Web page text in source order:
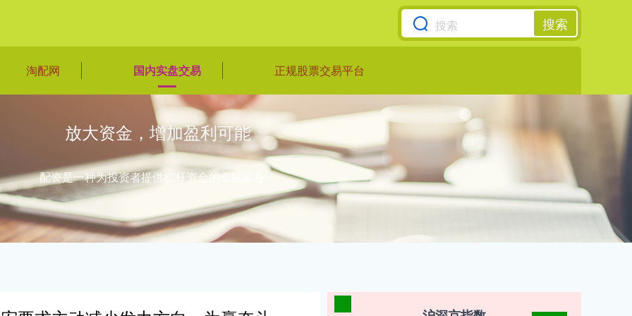
搜索
淘配网 国内实盘交易 正规股票交易平台
放大资金，增加盈利可能
配资是一种为投资者提供杠杆资金的金融服务！